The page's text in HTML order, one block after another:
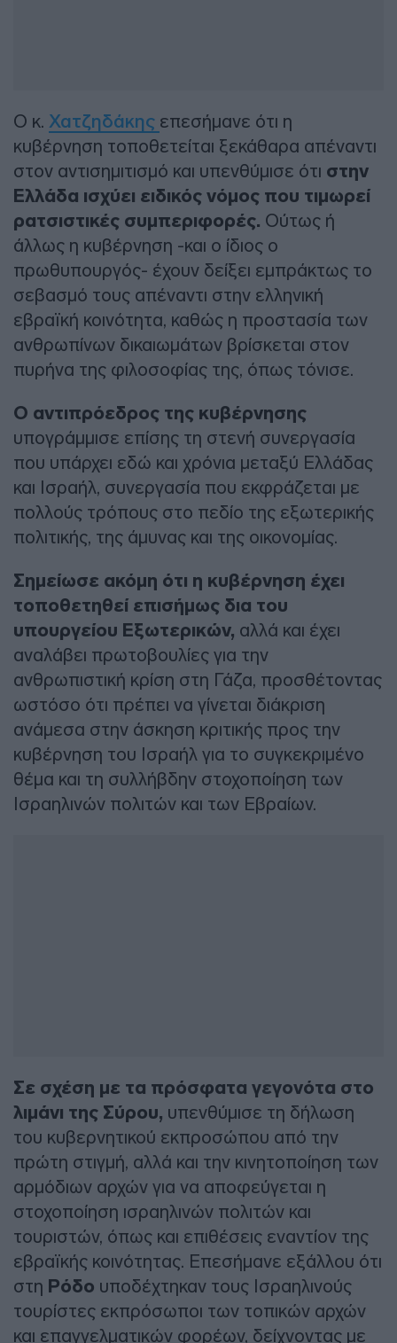
Ο κ. Χατζηδάκης επεσήμανε ότι η
κυβέρνηση τοποθετείται ξεκάθαρα απέναντι
στον αντισημιτισμό και υπενθύμισε ότι στην
Ελλάδα ισχύει ειδικός νόμος που τιμωρεί
ρατσιστικές συμπεριφορές. Ούτως ή
άλλως η κυβέρνηση -και ο ίδιος ο
πρωθυπουργός- έχουν δείξει εμπράκτως το
σεβασμό τους απέναντι στην ελληνική
εβραϊκή κοινότητα, καθώς η προστασία των
ανθρωπίνων δικαιωμάτων βρίσκεται στον
πυρήνα της φιλοσοφίας της, όπως τόνισε.
Ο αντιπρόεδρος της κυβέρνησης
υπογράμμισε επίσης τη στενή συνεργασία
που υπάρχει εδώ και χρόνια μεταξύ Ελλάδας
και Ισραήλ, συνεργασία που εκφράζεται με
πολλούς τρόπους στο πεδίο της εξωτερικής
πολιτικής, της άμυνας και της οικονομίας.
Σημείωσε ακόμη ότι η κυβέρνηση έχει
τοποθετηθεί επισήμως δια του
υπουργείου Εξωτερικών, αλλά και έχει
αναλάβει πρωτοβουλίες για την
ανθρωπιστική κρίση στη Γάζα, προσθέτοντας
ωστόσο ότι πρέπει να γίνεται διάκριση
ανάμεσα στην άσκηση κριτικής προς την
κυβέρνηση του Ισραήλ για το συγκεκριμένο
θέμα και τη συλλήβδην στοχοποίηση των
Ισραηλινών πολιτών και των Εβραίων.
Σε σχέση με τα πρόσφατα γεγονότα στο
λιμάνι της Σύρου, υπενθύμισε τη δήλωση
του κυβερνητικού εκπροσώπου από την
πρώτη στιγμή, αλλά και την κινητοποίηση των
αρμόδιων αρχών για να αποφεύγεται η
στοχοποίηση ισραηλινών πολιτών και
τουριστών, όπως και επιθέσεις εναντίον της
εβραϊκής κοινότητας. Επεσήμανε εξάλλου ότι
στη Ρόδο υποδέχτηκαν τους Ισραηλινούς
τουρίστες εκπρόσωποι των τοπικών αρχών
και επαγγελματικών φορέων, δείχνοντας με